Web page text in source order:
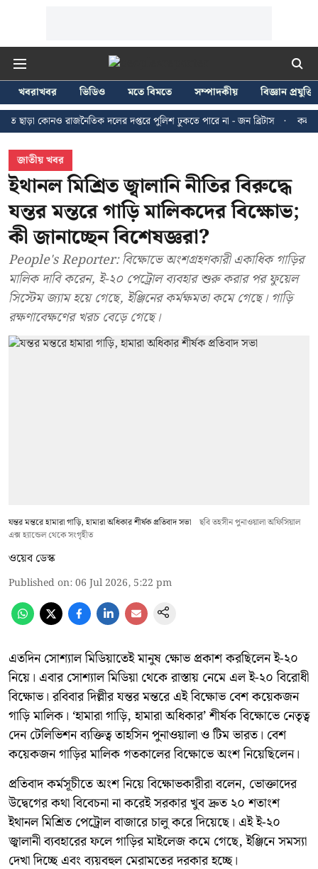
খবরাখবর ভিডিও মতে বিমতে সম্পাদকীয়
বিজ্ঞান প্রযুক্তি
রাজনৈতিক দলের দপ্তরে পুলিশ ঢুকতে পারে না - জন ব্রিটাস
কলকাতায় ২৪
জাতীয় খবর
ইথানল মিশ্রিত জ্বালানি নীতির বিরুদ্ধে
যন্তর মন্তরে গাড়ি মালিকদের বিক্ষোভ;
কী জানাচ্ছেন বিশেষজ্ঞরা?
People's Reporter: বিক্ষোভে অংশগ্রহণকারী একাধিক গাড়ির
মালিক দাবি করেন, ই-২০ পেট্রোল ব্যবহার শুরু করার পর ফুয়েল
সিস্টেম জ্যাম হয়ে গেছে, ইঞ্জিনের কর্মক্ষমতা কমে গেছে। গাড়ি
রক্ষণাবেক্ষণের খরচ বেড়ে গেছে।
যন্তর মন্তরে হামারা গাড়ি, হামারা অধিকার শীর্ষক প্রতিবাদ সভা
ছবি তহসীন পুনাওয়ালা অফিসিয়াল
এক্স হ্যান্ডেল থেকে সংগৃহীত
ওয়েব ডেস্ক
Published on:06 Jul 2026, 5:22 pm
এতদিন সোশ্যাল মিডিয়াতেই মানুষ ক্ষোভ প্রকাশ করছিলেন ই-২০
নিয়ে। এবার সোশ্যাল মিডিয়া থেকে রাস্তায় নেমে এল ই-২০ বিরোধী
বিক্ষোভ। রবিবার দিল্লীর যন্তর মন্তরে এই বিক্ষোভ বেশ কয়েকজন
গাড়ি মালিক। ‘হামারা গাড়ি, হামারা অধিকার’ শীর্ষক বিক্ষোভে নেতৃত্ব
দেন টেলিভিশন ব্যক্তিত্ব তাহসিন পুনাওয়ালা ও টিম ভারত। বেশ
কয়েকজন গাড়ির মালিক গতকালের বিক্ষোভে অংশ নিয়েছিলেন।
প্রতিবাদ কর্মসূচীতে অংশ নিয়ে বিক্ষোভকারীরা বলেন, ভোক্তাদের
উদ্বেগের কথা বিবেচনা না করেই সরকার খুব দ্রুত ২০ শতাংশ
ইথানল মিশ্রিত পেট্রোল বাজারে চালু করে দিয়েছে। এই ই-২০
জ্বালানী ব্যবহারের ফলে গাড়ির মাইলেজ কমে গেছে, ইঞ্জিনে সমস্যা
দেখা দিচ্ছে এবং ব্যয়বহুল মেরামতের দরকার হচ্ছে।